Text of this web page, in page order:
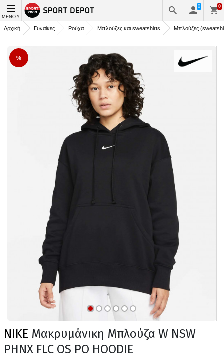
ΜΕΝΟΎ
0 0
Αρχική Γυναίκες Ρούχα Μπλούζες και sweatshirts Μπλούζες
%
NIKE Μακρυμάνικη Μπλούζα W NSW
PHNX FLC OS PO HOODIE